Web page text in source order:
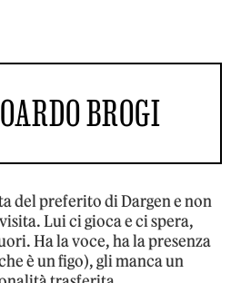
BROGI
del preferito di Dargen e non
Lui ci gioca e ci spera,
Ha la voce, ha la presenza
è un figo), gli manca un